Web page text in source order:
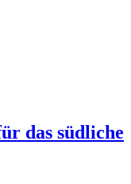
das südliche